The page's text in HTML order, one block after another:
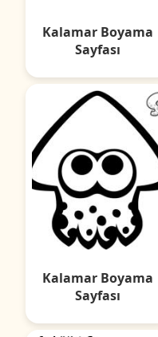
Kalamar Boyama
Sayfası
Kalamar Boyama
Sayfası